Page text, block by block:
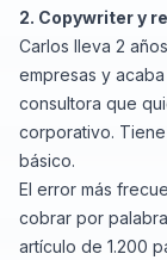
2. Copywriter y
Carlos lleva 2
empresas y
consultora que
corporativo.
básico.
El error más
cobrar por
artículo de 1.200